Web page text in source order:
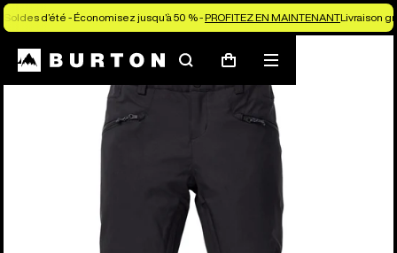
Soldes d’été - Économisez jusqu’à 50 % -PROFITEZ EN MAINTENANTLivraison
Rechercher
PanierMenu